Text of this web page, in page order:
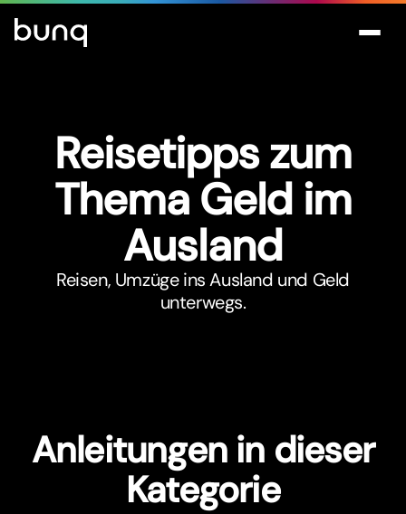
Reisetipps zum
Thema Geld im
Ausland
Reisen, Umzüge ins Ausland und Geld
unterwegs.
Anleitungen in dieser
Kategorie